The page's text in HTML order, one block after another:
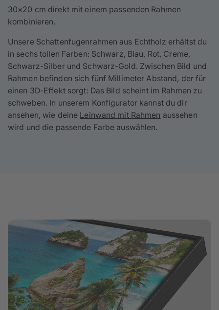
30×20 cm direkt mit einem passenden Rahmen
kombinieren.
Unsere Schattenfugenrahmen aus Echtholz erhältst du
in sechs tollen Farben: Schwarz, Blau, Rot, Creme,
Schwarz-Silber und Schwarz-Gold. Zwischen Bild und
Rahmen befinden sich fünf Millimeter Abstand, der für
einen 3D-Effekt sorgt: Das Bild scheint im Rahmen zu
schweben. In unserem Konfigurator kannst du dir
ansehen, wie deine Leinwand mit Rahmen aussehen
wird und die passende Farbe auswählen.